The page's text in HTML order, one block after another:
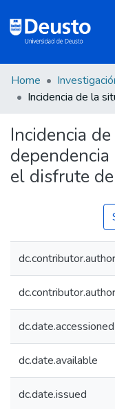
DeustoTeka
Communities
&
Collections
Statistics
Home
Incidencia
el disfrute
dc.contributor.author
dc.contributor.author
dc.date.accessioned
dc.date.available
dc.date.issued